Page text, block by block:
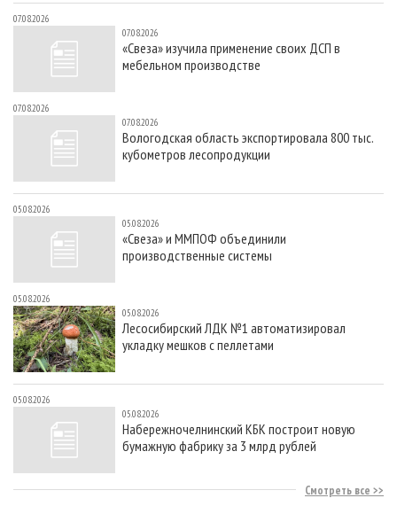
07.08.2026
07.08.2026
«Свеза» изучила применение своих ДСП в
мебельном производстве
07.08.2026
07.08.2026
Вологодская область экспортировала 800 тыс.
кубометров лесопродукции
05.08.2026
05.08.2026
«Свеза» и ММПОФ объединили
производственные системы
05.08.2026
05.08.2026
Лесосибирский ЛДК №1 автоматизировал
укладку мешков с пеллетами
05.08.2026
05.08.2026
Набережночелнинский КБК построит новую
бумажную фабрику за 3 млрд рублей
Смотреть все